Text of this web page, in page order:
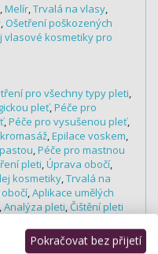
,Melír,Trvalá na vlasy,
, Ošetření poškozených
vlasové kosmetiky pro
pro všechny typy pleti,
pleť,Péče pro
,Péče pro vysušenou pleť,
,Epilace voskem,
,Péče pro mastnou
pleti,Úprava obočí,
kosmetiky,Trvalá na
,Aplikace umělých
,Analýza pleti,Čištění pleti
Pokračovat bez přijetí